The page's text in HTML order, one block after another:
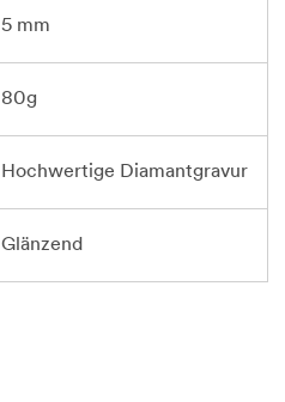
5 mm
80g
Hochwertige Diamantgravur
Glänzend